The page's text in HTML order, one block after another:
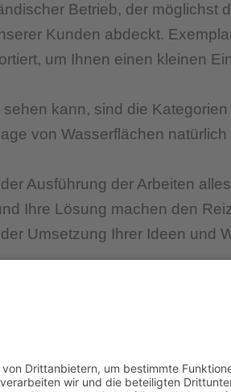
Betrieb, der möglichst
Kunden abdeckt.
um Ihnen einen kleinen
kann, sind die
von Wasserflächen
Ausführung der Arbeiten
Ihre Lösung machen den
Umsetzung Ihrer Ideen und
©